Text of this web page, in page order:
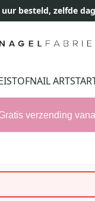
uur besteld, zelfde
NAIL ART
verzending